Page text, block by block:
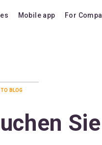
Mobile app For
to blog